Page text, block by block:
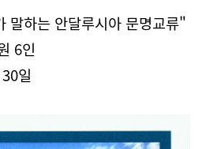
말하는 안달루시아 문명교류"
6인
일